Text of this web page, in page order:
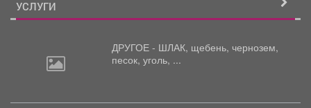
УСЛУГИ
ДРУГОЕ - ШЛАК, щебень, чернозем,
песок, уголь, ...